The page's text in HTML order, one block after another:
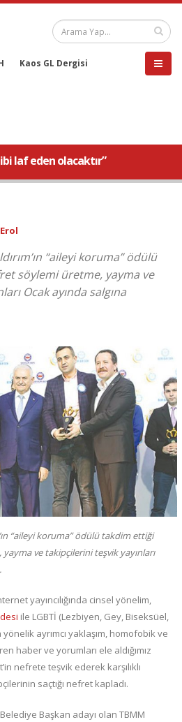
Kaos GL Dergisi
laf eden olacaktır”
“aileyi koruma” ödülü
söylemi üretme, yayma ve
Ocak ayında salgına
“aileyi koruma” ödülü takdim ettiği
ve takipçilerini teşvik yayınları
yayıncılığında cinsel yönelim,
ile LGBTİ (Lezbiyen, Gey, Biseksüel,
ayrımcı yaklaşım, homofobik ve
haber ve yorumları ele aldığımız
nefrete teşvik ederek karşılıklı
saçtığı nefret kapladı.
Başkan adayı olan TBMM